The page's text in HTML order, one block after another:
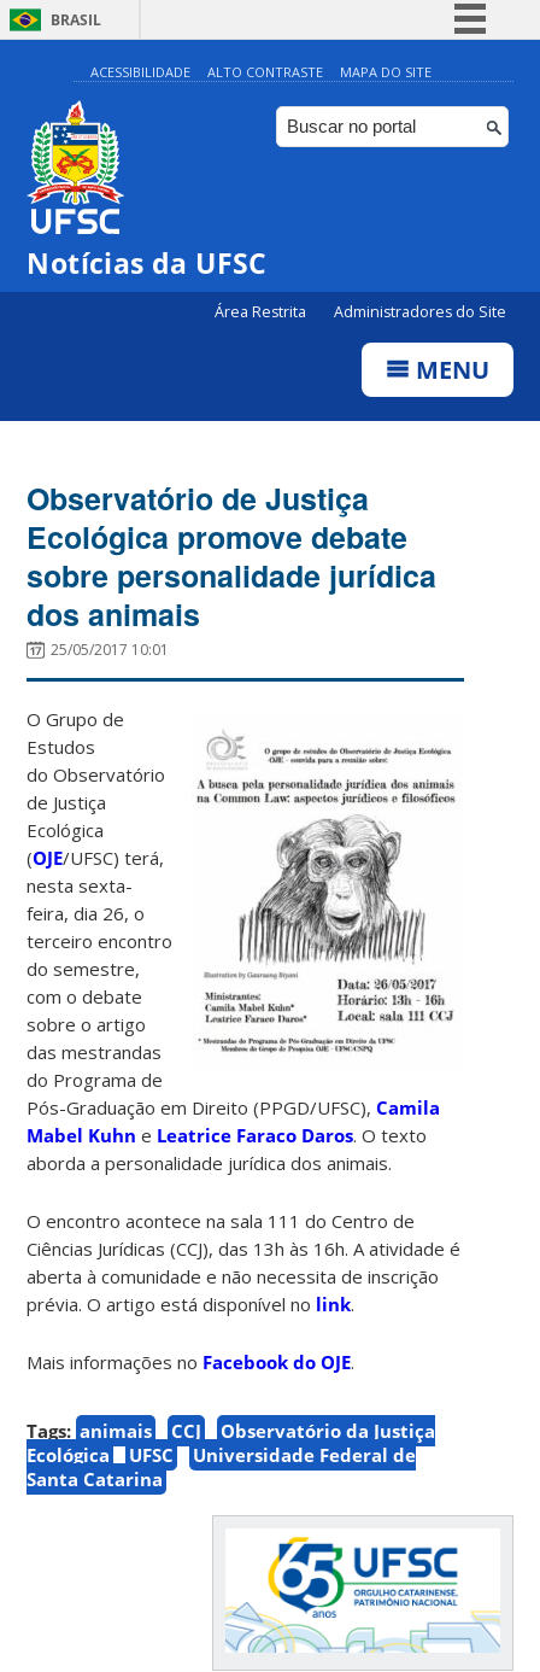
BRASIL
Simplifique!
Comunica BR
Participe
ACESSIBILIDADE ALTO CONTRASTE MAPA DO SITE
Notícias da UFSC
Área Restrita Administradores do Site
MENU
Observatório de Justiça
Ecológica promove debate
sobre personalidade jurídica
dos animais
25/05/2017 10:01
O Grupo de
Estudos
do Observatório
de Justiça
Ecológica
(OJE/UFSC) terá,
nesta sexta-
feira, dia 26, o
terceiro encontro
do semestre,
com o debate
sobre o artigo
das mestrandas
do Programa de
Pós-Graduação em Direito (PPGD/UFSC),Camila
Mabel Kuhn e Leatrice Faraco Daros. O texto
aborda a personalidade jurídica dos animais.
O encontro acontece na sala 111 do Centro de
Ciências Jurídicas (CCJ), das 13h às 16h. A atividade é
aberta à comunidade e não necessita de inscrição
prévia. O artigo está disponível no link.
Mais informações no Facebook do OJE.
Tags: animais CCJ
Observatório da Justiça
Ecológica
UFSC
Universidade Federal de
Santa Catarina